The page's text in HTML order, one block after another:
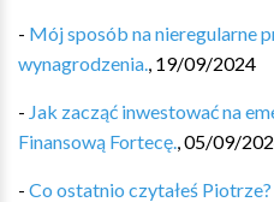
- Mój sposób na nieregularne
wynagrodzenia., 19/09/2024
- Jak zacząć inwestować na
Finansową Fortecę.,05/09/
- Co ostatnio czytałeś